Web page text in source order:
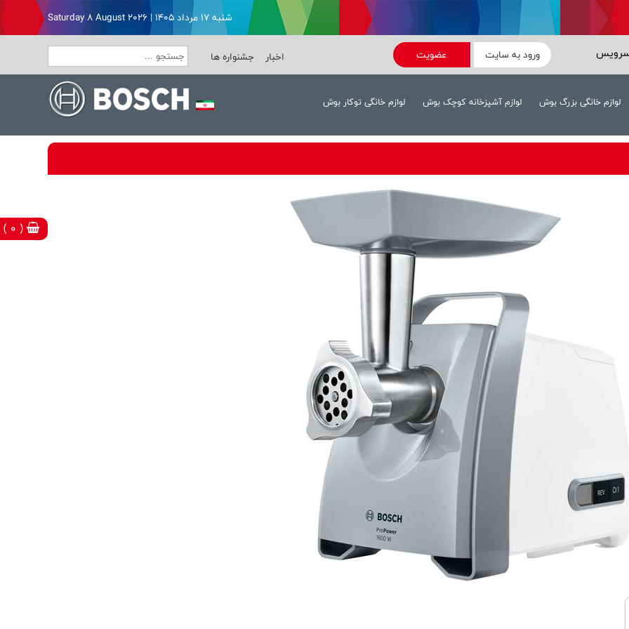
( 0 )
شنبه ۱۷ مرداد ۱۴۰۵ | Saturday 8 August 2026
ورود به سایت عضویت اخبار جشنواره ها
لوازم خانگی بزرگ بوش لوازم آشپزخانه کوچک بوش لوازم خانگی توکار بوش